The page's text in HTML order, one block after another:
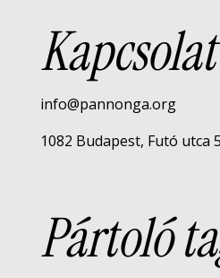
Kapcsolat
info@pannonga.org
1082 Budapest, Futó utca
Pártoló